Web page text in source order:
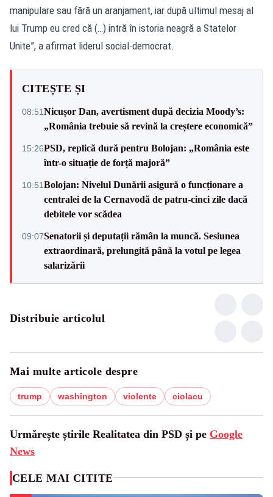
manipulare sau fără un aranjament, iar după ultimul mesaj al
lui Trump eu cred că (…) intră în istoria neagră a Statelor
Unite”, a afirmat liderul social-democrat.
CITEȘTE ȘI
08:51Nicușor Dan, avertisment după decizia Moody’s:
„România trebuie să revină la creștere economică”
15:26PSD, replică dură pentru Bolojan: „România este
într-o situație de forță majoră”
10:51Bolojan: Nivelul Dunării asigură o funcționare a
centralei de la Cernavodă de patru-cinci zile dacă
debitele vor scădea
09:07Senatorii și deputații rămân la muncă. Sesiunea
extraordinară, prelungită până la votul pe legea
salarizării
Distribuie articolul
Mai multe articole despre
trump washington violente ciolacu
Urmărește știrile Realitatea din PSD și pe Google
News
CELE MAI CITITE